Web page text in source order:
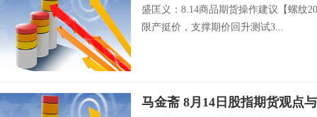
盛匡义：8.14商品期货操作建议【螺纹
限产挺价，支撑期价回升测试3...
马金斋 8月14日股指期货观点